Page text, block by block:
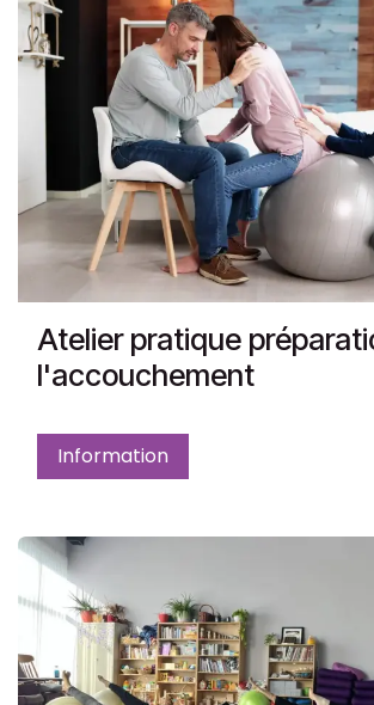
Atelier pratique
l'accouchement
Information